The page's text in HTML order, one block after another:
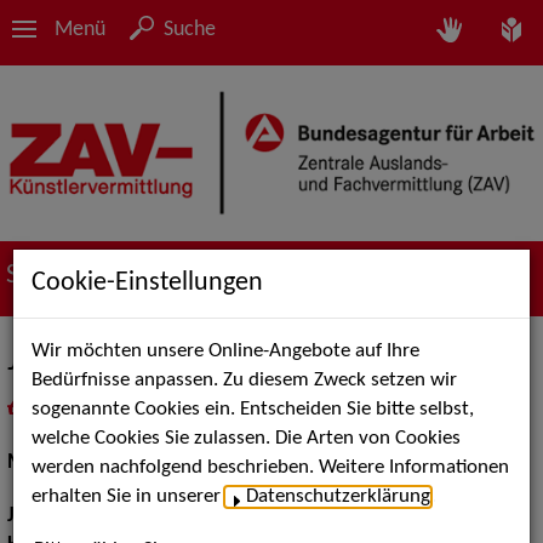
Menü Suche
Suche nach Künstler*innen
Julia Lißel
als PDF speichern
inMeine Merklistelegen
Musical:Darstellerin, Sängerin
Jahrgang:
Cookie-Einstellungen
Wir möchten unsere Online-Angebote auf Ihre
Bedürfnisse anpassen. Zu diesem Zweck setzen wir
sogenannte Cookies ein. Entscheiden Sie bitte selbst,
welche Cookies Sie zulassen. Die Arten von Cookies
werden nachfolgend beschrieben. Weitere Informationen
erhalten Sie in unserer
Datenschutzerklärung